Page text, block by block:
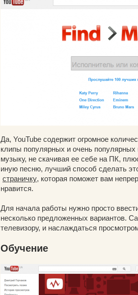
Да, YouTube содержит огромное
клипы популярных и очень
музыку, не скачивая ее себе на ПК,
иную песню, лучший способ сделать
страничку, которая поможет вам
нравится.
Для начала работы нужно просто
несколько предложенных вариантов.
телевизору, и наслаждаться
Обучение